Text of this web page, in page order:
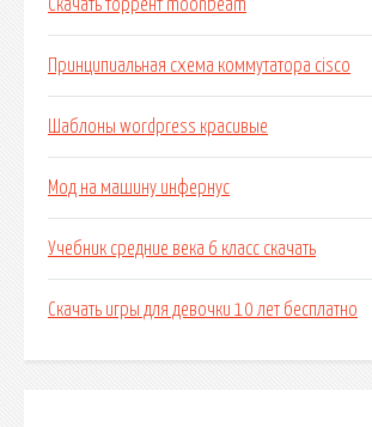
Скачать торрент moonbeam
Принципиальная схема коммутатора cisco
Шаблоны wordpress красивые
Мод на машину инфернус
Учебник средние века 6 класс скачать
Скачать игры для девочки 10 лет бесплатно